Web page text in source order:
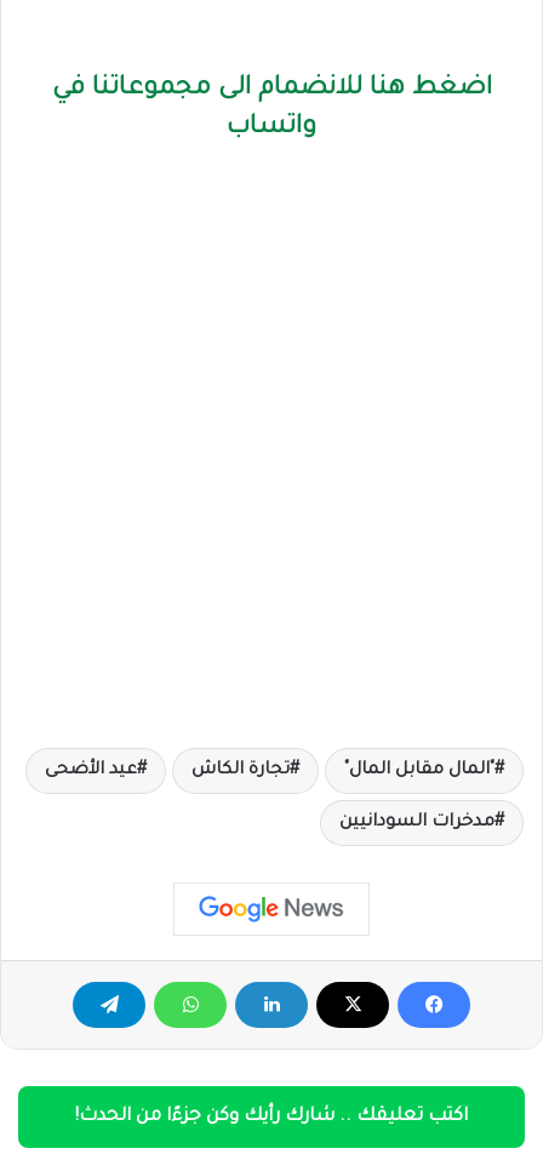
اضغط هنا للانضمام الى مجموعاتنا في
واتساب
"المال مقابل المال" تجارة الكاش عيد الأضحى
مدخرات السودانيين
اكتب تعليقك .. شارك رأيك وكن جزءًا من الحدث!